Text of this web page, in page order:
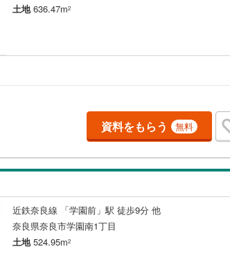
土地636.47m2
資料をもらう 無料
近鉄奈良線 「学園前」駅 徒歩9分 他
奈良県奈良市学園南1丁目
土地524.95m2